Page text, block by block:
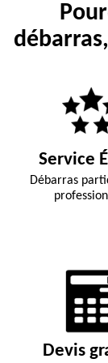
Service
Débarras
Devis